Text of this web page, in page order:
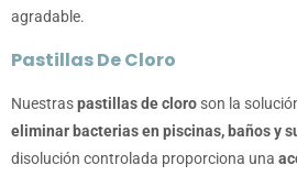
agradable.
Pastillas De Cloro
Nuestraspastillas de cloro son la
eliminar bacterias en piscinas, baños y
disolución controlada proporciona una